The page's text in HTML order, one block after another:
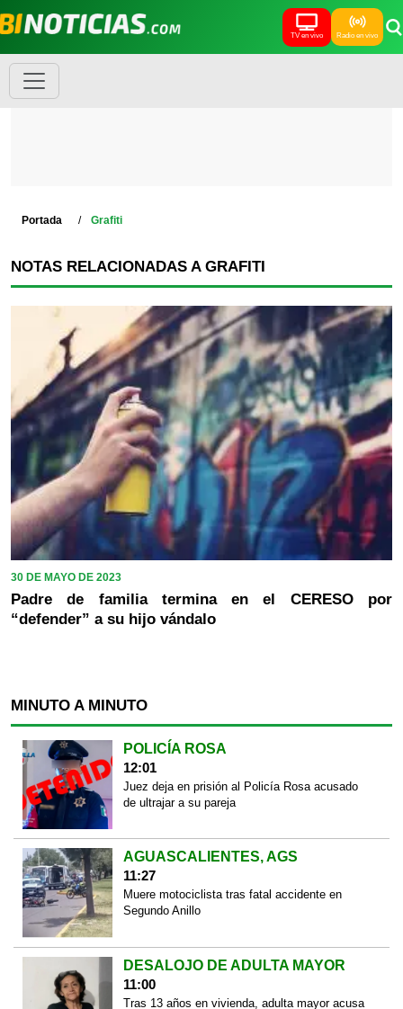
TV en vivo Radio en vivo
Portada Grafiti
NOTAS RELACIONADAS A GRAFITI
30 DE MAYO DE 2023
Padre de familia termina en el CERESO por
“defender” a su hijo vándalo
MINUTO A MINUTO
POLICÍA ROSA
12:01
Juez deja en prisión al Policía Rosa acusado
de ultrajar a su pareja
AGUASCALIENTES, AGS
11:27
Muere motociclista tras fatal accidente en
Segundo Anillo
DESALOJO DE ADULTA MAYOR
11:00
Tras 13 años en vivienda, adulta mayor acusa